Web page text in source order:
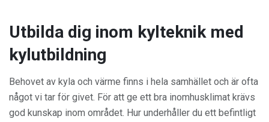
Utbilda dig inom kylteknik med
kylutbildning
Behovet av kyla och värme finns i hela samhället och är ofta
något vi tar för givet. För att ge ett bra inomhusklimat krävs
god kunskap inom området. Hur underhåller du ett befintligt